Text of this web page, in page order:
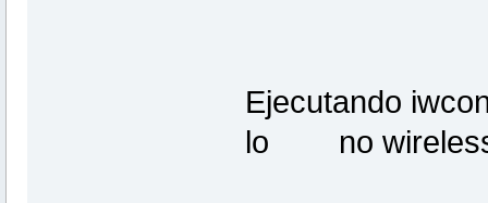
Ejecutando
lo no wireless